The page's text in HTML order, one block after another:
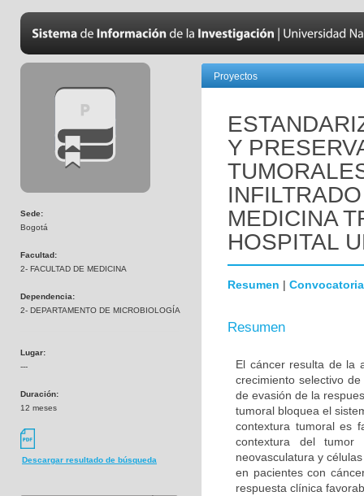
Sede:
Bogotá
Facultad:
2- FACULTAD DE MEDICINA
Dependencia:
2- DEPARTAMENTO DE MICROBIOLOGÍA
Lugar:
---
Duración:
12 meses
Descargar resultado de búsqueda
Proyectos
Y
MEDICINA
HOSPITAL
Resumen | Convocatoria
Resumen
El cáncer resulta de la
crecimiento selectivo
de evasión de la
tumoral bloquea el
contextura tumoral es
contextura del tumor
neovasculatura y
en pacientes con
respuesta clínica